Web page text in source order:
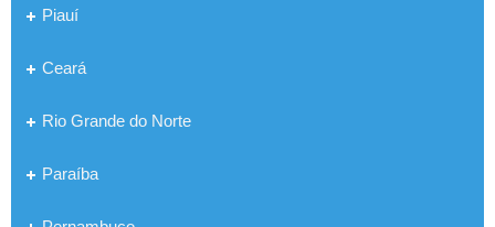
Piauí
Ceará
Rio Grande do Norte
Paraíba